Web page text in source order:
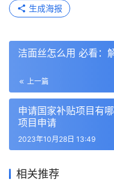
生成海报
洁面丝怎么用 必看：
上一篇
申请国家补贴项目有
项目申请
2023年10月28日 13:49
相关推荐